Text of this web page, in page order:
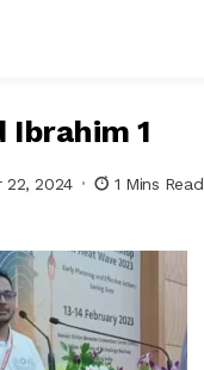
Ibrahim 1
22, 2024 1 Mins Read